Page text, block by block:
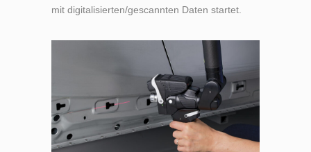
mit digitalisierten/gescannten Daten startet.